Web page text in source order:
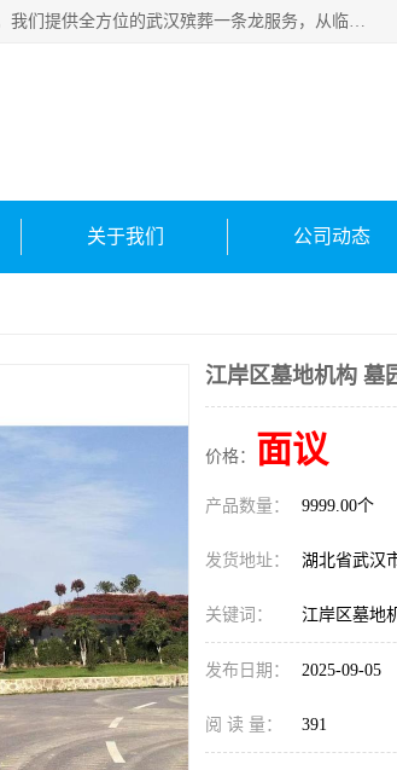
武汉生命之源文化有限公司，秉持着对生命的敬重与关怀，专注于殡葬服务领域。我们提供全方位的武汉殡葬一条龙服务，从临终关怀开始，到后事的妥善处理，每个环节都精心安排。专业团队严格依照规范，为逝者净身、穿衣，庄重地接运遗体，提供优质的遗体整理与妆扮服务。告别仪式策划、火化手续办理以及骨灰安置等事务，也都有专人协助。
关于我们 公司动态
江岸区墓地机构 墓
价格： 面议
产品数量： 9999.00个
发货地址： 湖北省武汉
关键词： 江岸区墓地
发布日期： 2025-09-05
阅 读 量： 391